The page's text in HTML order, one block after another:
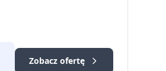
Zobacz ofertę